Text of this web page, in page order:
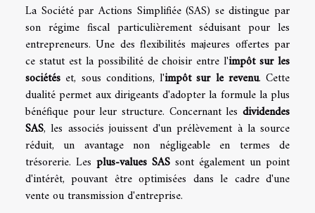
La Société par Actions Simplifiée (SAS) se distingue par
son régime fiscal particulièrement séduisant pour les
entrepreneurs. Une des flexibilités majeures offertes par
ce statut est la possibilité de choisir entre l'impôt sur les
sociétés et, sous conditions, l'impôt sur le revenu. Cette
dualité permet aux dirigeants d'adopter la formule la plus
bénéfique pour leur structure. Concernant les dividendes
SAS, les associés jouissent d'un prélèvement à la source
réduit, un avantage non négligeable en termes de
trésorerie. Les plus-values SAS sont également un point
d'intérêt, pouvant être optimisées dans le cadre d'une
vente ou transmission d'entreprise.